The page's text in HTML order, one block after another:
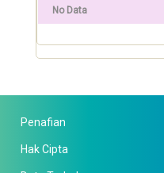
No Data
Penafian
Hak Cipta